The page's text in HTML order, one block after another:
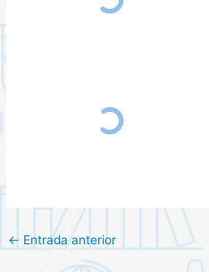
← Entrada anterior